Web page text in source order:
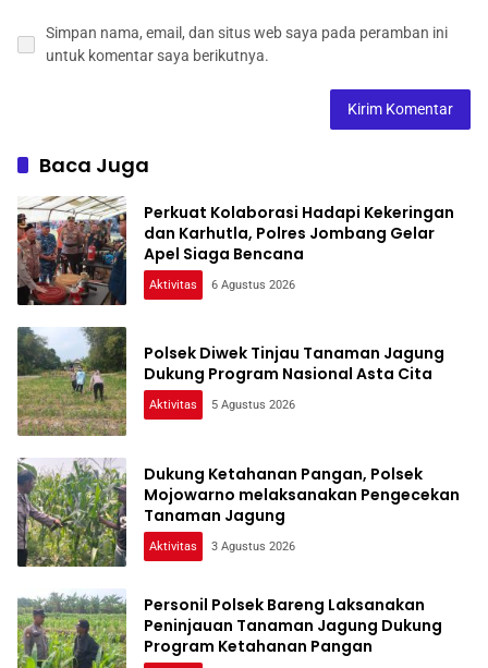
Simpan nama, email, dan situs web saya pada peramban ini
untuk komentar saya berikutnya.
Baca Juga
Perkuat Kolaborasi Hadapi Kekeringan
dan Karhutla, Polres Jombang Gelar
Apel Siaga Bencana
Aktivitas 6 Agustus 2026
Polsek Diwek Tinjau Tanaman Jagung
Dukung Program Nasional Asta Cita
Aktivitas 5 Agustus 2026
Dukung Ketahanan Pangan, Polsek
Mojowarno melaksanakan Pengecekan
Tanaman Jagung
Aktivitas 3 Agustus 2026
Personil Polsek Bareng Laksanakan
Peninjauan Tanaman Jagung Dukung
Program Ketahanan Pangan